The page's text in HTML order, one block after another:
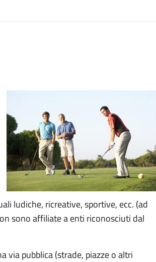
ludiche, ricreative, sportive, ecc. (ad
sono affiliate a enti riconosciuti dal
via pubblica (strade, piazze o altri